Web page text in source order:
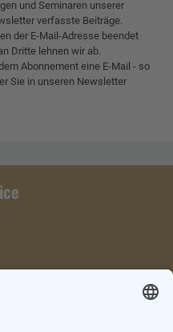
und Seminaren unserer
verfasste Beiträge.
der E-Mail-Adresse beendet
Dritte lehnen wir ab.
Abonnement eine E-Mail - so
Sie in unseren Newsletter